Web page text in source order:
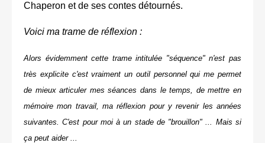
Chaperon et de ses contes détournés.
Voici ma trame de réflexion :
Alors évidemment cette trame intitulée "séquence" n'est pas
très explicite c'est vraiment un outil personnel qui me permet
de mieux articuler mes séances dans le temps, de mettre en
mémoire mon travail, ma réflexion pour y revenir les années
suivantes. C'est pour moi à un stade de "brouillon" ... Mais si
ça peut aider ...